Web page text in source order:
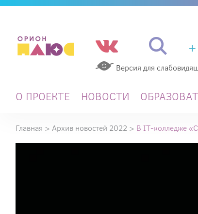
Версия для
О ПРОЕКТЕ НОВОСТИ
Главная > Архив новостей 2022 > В IT-колледже